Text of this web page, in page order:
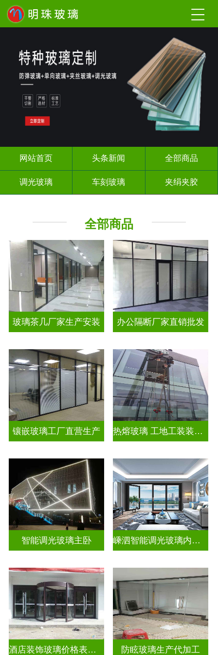
网站首页 头条新闻 全部商品
调光玻璃 车刻玻璃 夹绢夹胶
智能镜子
全部商品
玻璃茶几厂家生产安装 办公隔断厂家直销批发
镶嵌玻璃工厂直营生产 热熔玻璃 工地工装装饰玻璃
智能调光玻璃主卧 嵊泗智能调光玻璃内置百叶隔断拆装
酒店装饰玻璃价格表生产电话 防眩玻璃生产代加工